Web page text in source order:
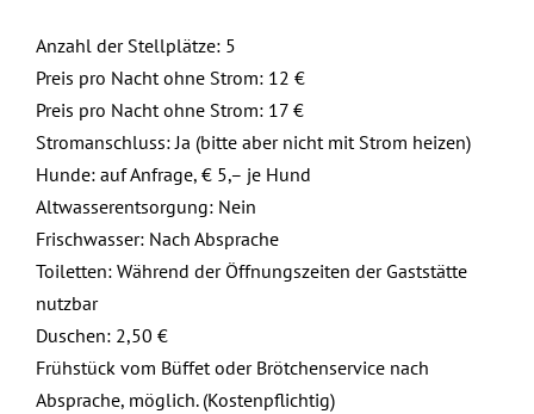
Anzahl der Stellplätze: 5
Preis pro Nacht ohne Strom: 12 €
Preis pro Nacht ohne Strom: 17 €
Stromanschluss: Ja (bitte aber nicht mit Strom heizen)
Hunde: auf Anfrage, € 5,– je Hund
Altwasserentsorgung: Nein
Frischwasser: Nach Absprache
Toiletten: Während der Öffnungszeiten der Gaststätte
nutzbar
Duschen: 2,50 €
Frühstück vom Büffet oder Brötchenservice nach
Absprache, möglich. (Kostenpflichtig)